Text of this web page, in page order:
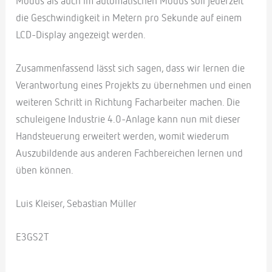
die Geschwindigkeit in Metern pro Sekunde auf einem
LCD-Display angezeigt werden.
Zusammenfassend lässt sich sagen, dass wir lernen die
Verantwortung eines Projekts zu übernehmen und einen
weiteren Schritt in Richtung Facharbeiter machen. Die
schuleigene Industrie 4.0-Anlage kann nun mit dieser
Handsteuerung erweitert werden, womit wiederum
Auszubildende aus anderen Fachbereichen lernen und
üben können.
Luis Kleiser, Sebastian Müller
E3GS2T